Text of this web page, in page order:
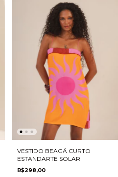
VESTIDO BEAGÁ CURTO
ESTANDARTE SOLAR
R$298,00